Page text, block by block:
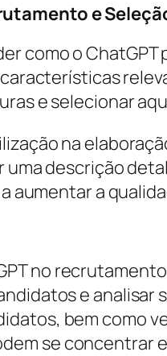
e
como o
e selecionar
na
uma descrição
aumentar a
no
e analisar
bem como
se